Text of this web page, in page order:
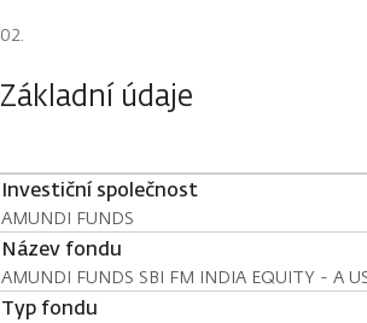
Základní údaje
Investiční společnost
AMUNDI FUNDS
Název fondu
AMUNDI FUNDS SBI FM INDIA EQUITY - A
Typ fondu